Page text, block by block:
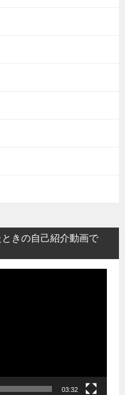
きの自己紹介動画で
03:32